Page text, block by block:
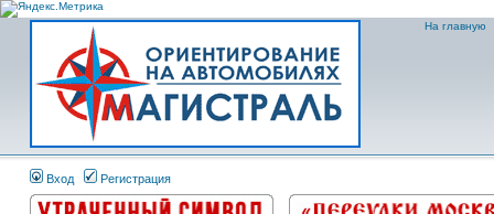
На главную
Вход Регистрация